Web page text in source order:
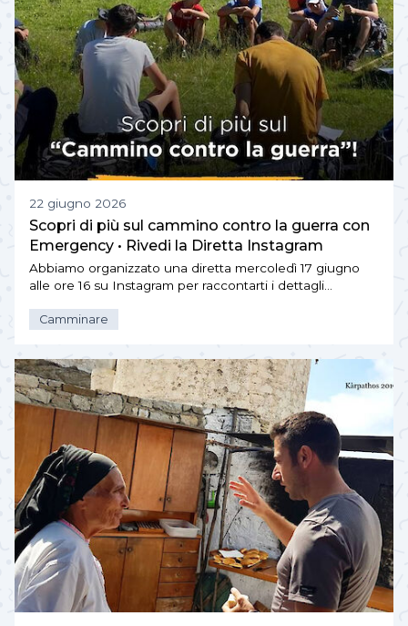
22 giugno 2026
Scopri di più sul cammino contro la guerra con
Emergency • Rivedi la Diretta Instagram
Abbiamo organizzato una diretta mercoledì 17 giugno
alle ore 16 su Instagram per raccontarti i dettagli…
Camminare